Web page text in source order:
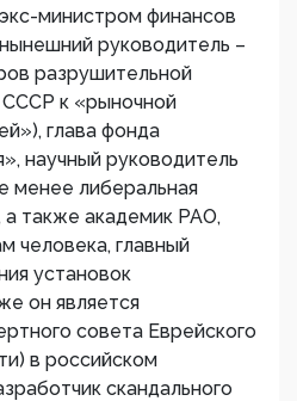
министром финансов
руководитель –
разрушительной
к «рыночной
глава фонда
научный руководитель
менее либеральная
а также академик РАО,
человека, главный
установок
он является
совета Еврейского
в российском
скандального